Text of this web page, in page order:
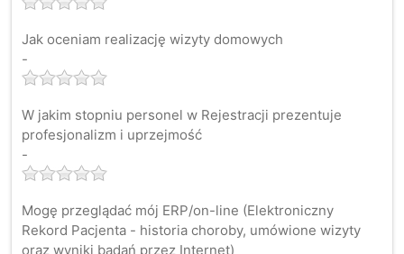
Jak oceniam realizację wizyty domowych
-
W jakim stopniu personel w Rejestracji prezentuje
profesjonalizm i uprzejmość
-
Mogę przeglądać mój ERP/on-line (Elektroniczny
Rekord Pacjenta - historia choroby, umówione wizyty
oraz wyniki badań przez Internet)